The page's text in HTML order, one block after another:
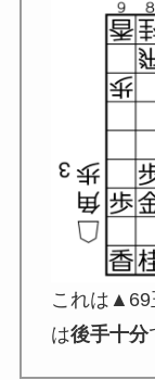
これは▲69
は後手十分